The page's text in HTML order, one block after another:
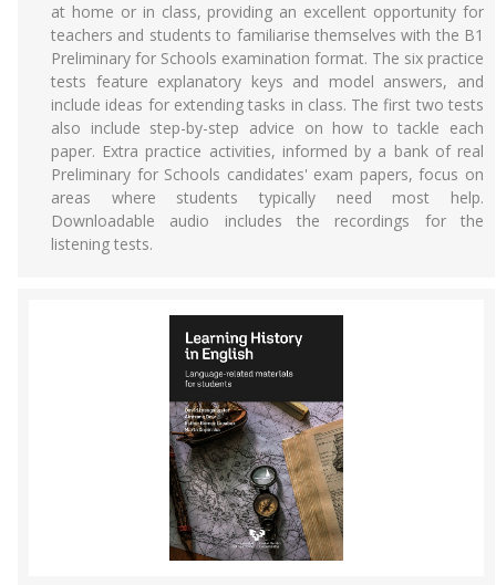
at home or in class, providing an excellent opportunity for
teachers and students to familiarise themselves with the B1
Preliminary for Schools examination format. The six practice
tests feature explanatory keys and model answers, and
include ideas for extending tasks in class. The first two tests
also include step-by-step advice on how to tackle each
paper. Extra practice activities, informed by a bank of real
Preliminary for Schools candidates' exam papers, focus on
areas where students typically need most help.
Downloadable audio includes the recordings for the
listening tests.